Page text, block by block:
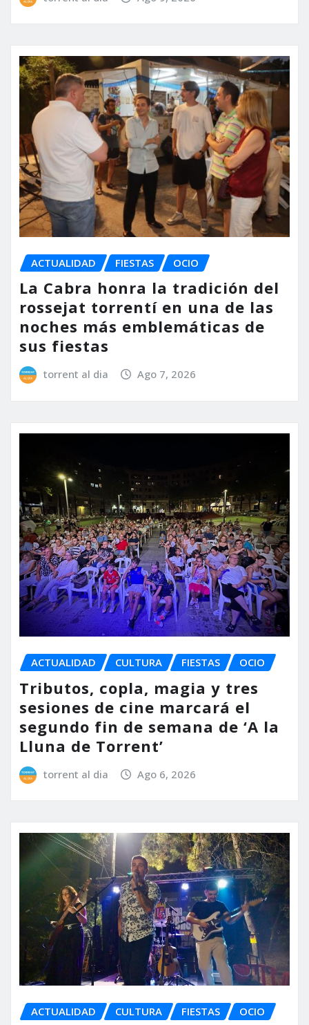
ACTUALIDAD FIESTAS OCIO
La Cabra honra la tradición del
rossejat torrentí en una de las
noches más emblemáticas de
sus fiestas
torrent al dia Ago 7, 2026
ACTUALIDAD CULTURA FIESTAS OCIO
Tributos, copla, magia y tres
sesiones de cine marcará el
segundo fin de semana de ‘A la
Lluna de Torrent’
torrent al dia Ago 6, 2026
ACTUALIDAD CULTURA FIESTAS OCIO